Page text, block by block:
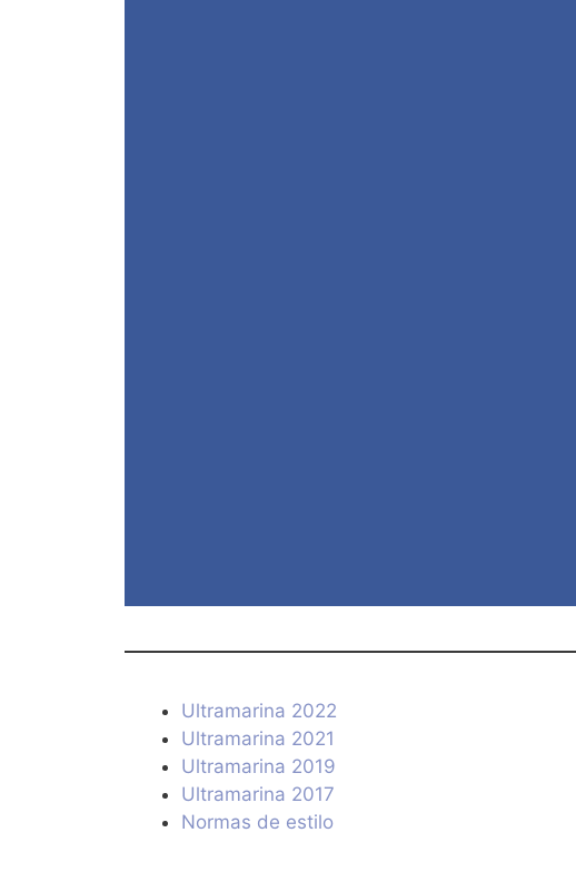
Ultramarina 2022
Ultramarina 2021
Ultramarina 2019
Ultramarina 2017
Normas de estilo